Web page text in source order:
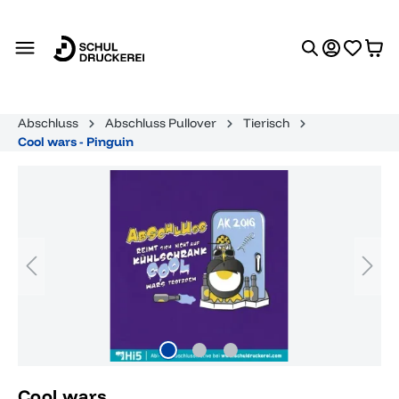
Abschluss Abschluss Pullover
Tierisch
Cool wars - Pinguin
Bildergalerie überspringen